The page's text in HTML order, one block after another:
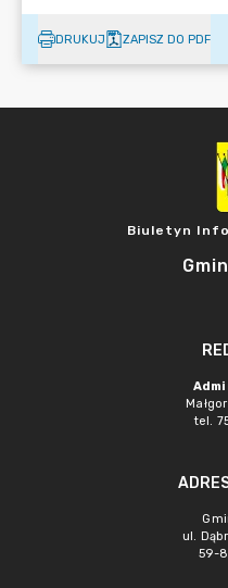
DRUKUJ ZAPISZ DO PDF
Biuletyn
tel.
ul.
59-